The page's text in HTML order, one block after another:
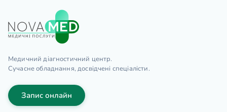
Медичний діагностичний центр.
Сучасне обладнання, досвідчені спеціалісти.
Запис онлайн